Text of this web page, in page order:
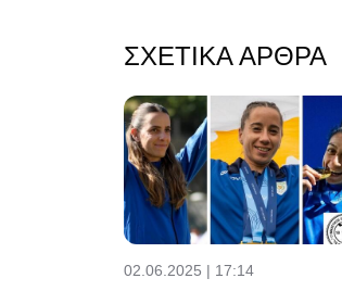
ΣΧΕΤΙΚΆ ΆΡΘΡΑ
02.06.2025 | 17:14